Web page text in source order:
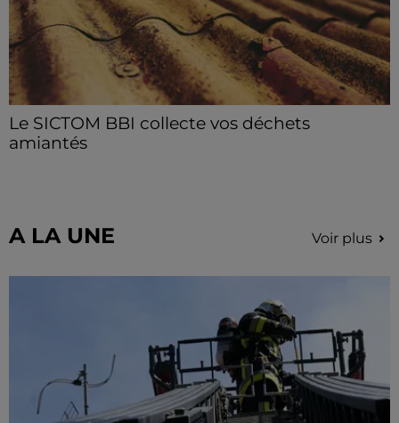
Le SICTOM BBI collecte vos déchets
amiantés
A LA UNE Voir plus